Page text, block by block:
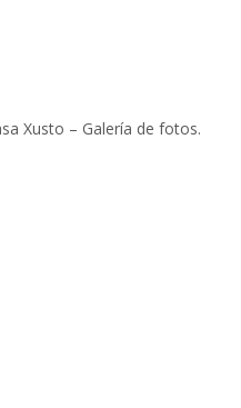
Xusto – Galería de fotos.